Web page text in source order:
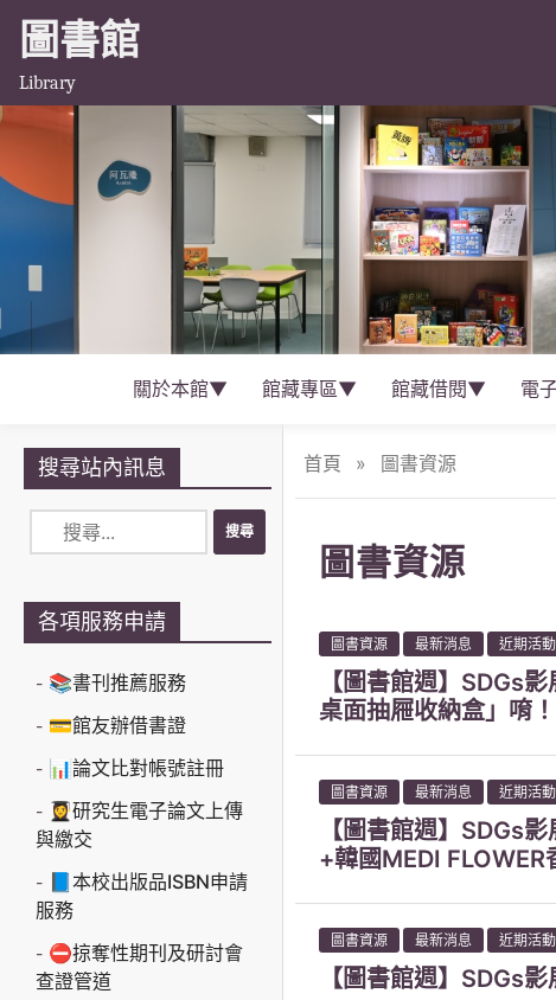
圖書館
Library
關於本館▼ 館藏專區▼ 館藏借閱▼ 電
搜尋站內訊息
各項服務申請
📚書刊推薦服務
💳館友辦借書證
📊論文比對帳號註冊
👩‍🎓研究生電子論文上傳
與繳交
📘本校出版品ISBN申請
服務
⛔掠奪性期刊及研討會
查證管道
首頁 » 圖書資源
圖書資源
圖書資源 最新消息 近期活動
【圖書館週】SDGs
桌面抽屜收納盒」唷！
圖書資源 最新消息 近期活動
【圖書館週】SDGs
+韓國MEDI FLOWER
圖書資源 最新消息 近期活動
【圖書館週】SDGs